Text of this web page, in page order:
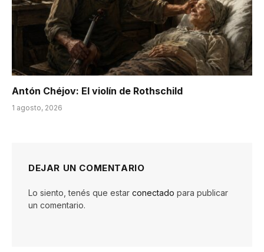
Antón Chéjov: El violín de Rothschild
1 agosto, 2026
DEJAR UN COMENTARIO
Lo siento, tenés que estar conectado para publicar
un comentario.